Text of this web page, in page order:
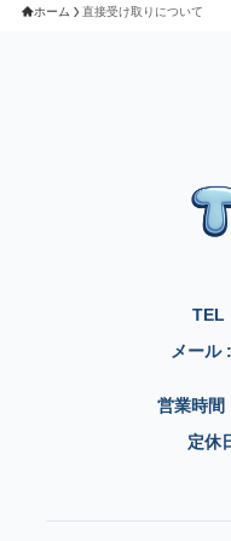
ホーム 直接受け取りについて
TEL
メール
営業時
定休